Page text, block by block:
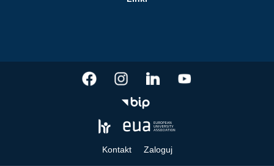
Kontakt Zaloguj